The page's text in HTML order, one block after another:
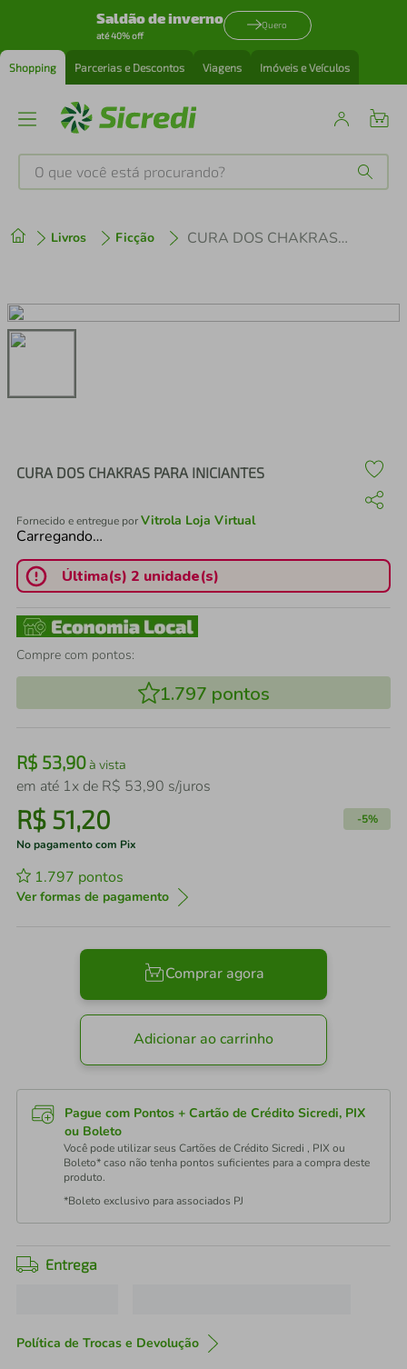
Saldão de inverno
até 40% off
Quero
Shopping Parcerias e Descontos Viagens Imóveis e Veículos
O que você está procurando?
Livros Ficção CURA DOS CHAKRAS PARA INICIANTES
CURA DOS CHAKRAS PARA INICIANTES
Fornecido e entregue porVitrola Loja Virtual
Carregando…
Última(s) 2 unidade(s)
Compre com pontos:
1.797 pontos
R$ 53,90à vista
em até 1x de R$ 53,90 s/juros
R$ 51,20 -5%
No pagamento com Pix
1.797 pontos
Ver formas de pagamento
Comprar agora
Adicionar ao carrinho
Pague com Pontos + Cartão de Crédito Sicredi, PIX
ou Boleto
Você pode utilizar seus Cartões de Crédito Sicredi , PIX ou
Boleto* caso não tenha pontos suficientes para a compra deste
produto.
*Boleto exclusivo para associados PJ
Entrega
Política de Trocas e Devolução
2º cafeteira